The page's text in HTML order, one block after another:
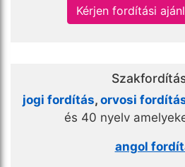
Kérjen fordítási
jogi fordítás, orvosi
és 40 nyelv
angol